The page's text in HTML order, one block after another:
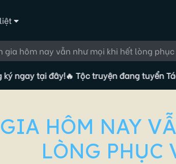
gia hôm nay vẫn như mọi khi hết lòng phục
tại đây!🔥 Tộc truyện đang tuyển Tác giả,
HÔM NAY
LÒNG PHỤC